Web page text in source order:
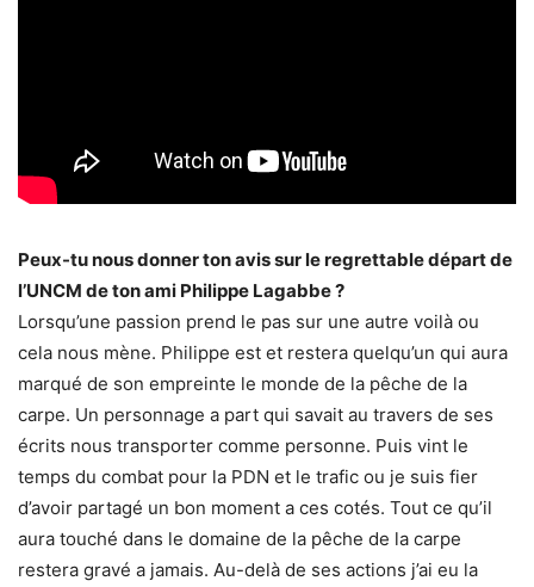
Peux-tu nous donner ton avis sur le regrettable départ de
l’UNCM de ton ami Philippe Lagabbe ?
Lorsqu’une passion prend le pas sur une autre voilà ou
cela nous mène. Philippe est et restera quelqu’un qui aura
marqué de son empreinte le monde de la pêche de la
carpe. Un personnage a part qui savait au travers de ses
écrits nous transporter comme personne. Puis vint le
temps du combat pour la PDN et le trafic ou je suis fier
d’avoir partagé un bon moment a ces cotés. Tout ce qu’il
aura touché dans le domaine de la pêche de la carpe
restera gravé a jamais. Au-delà de ses actions j’ai eu la